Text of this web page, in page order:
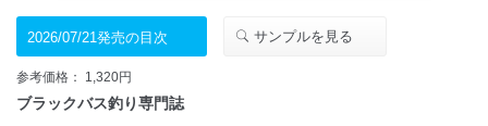
2026/07/21発売の目次 サンプルを見る
参考価格： 1,320円
ブラックバス釣り専門誌